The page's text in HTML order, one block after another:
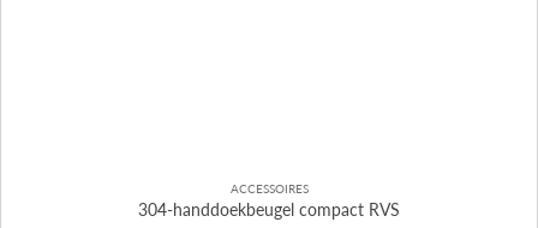
ACCESSOIRES
304-handdoekbeugel compact RVS